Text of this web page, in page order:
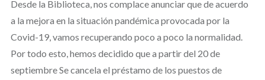
Desde la Biblioteca, nos complace anunciar que de acuerdo
a la mejora en la situación pandémica provocada por la
Covid-19, vamos recuperando poco a poco la normalidad.
Por todo esto, hemos decidido que a partir del 20 de
septiembre Se cancela el préstamo de los puestos de